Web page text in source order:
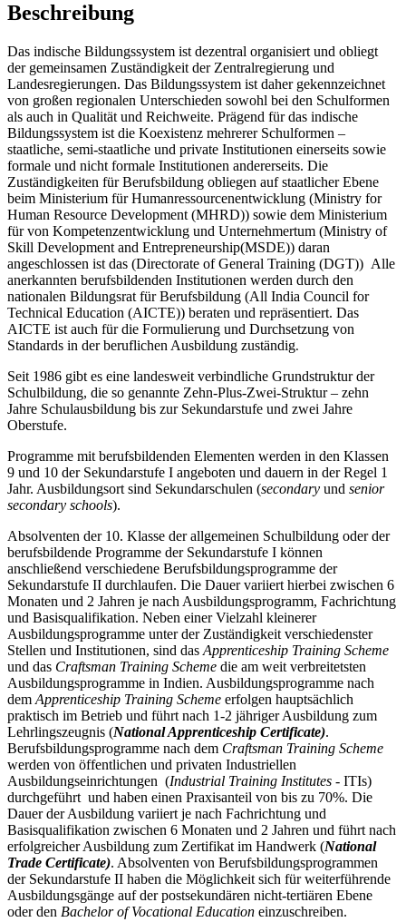
Beschreibung
Das indische Bildungssystem ist dezentral organisiert und obliegt
der gemeinsamen Zuständigkeit der Zentralregierung und
Landesregierungen. Das Bildungssystem ist daher gekennzeichnet
von großen regionalen Unterschieden sowohl bei den Schulformen
als auch in Qualität und Reichweite. Prägend für das indische
Bildungssystem ist die Koexistenz mehrerer Schulformen –
staatliche, semi-staatliche und private Institutionen einerseits sowie
formale und nicht formale Institutionen andererseits. Die
Zuständigkeiten für Berufsbildung obliegen auf staatlicher Ebene
beim Ministerium für Humanressourcenentwicklung (Ministry for
Human Resource Development (MHRD)) sowie dem Ministerium
für von Kompetenzentwicklung und Unternehmertum (Ministry of
Skill Development and Entrepreneurship(MSDE)) daran
angeschlossen ist das (Directorate of General Training (DGT)) Alle
anerkannten berufsbildenden Institutionen werden durch den
nationalen Bildungsrat für Berufsbildung (All India Council for
Technical Education (AICTE)) beraten und repräsentiert. Das
AICTE ist auch für die Formulierung und Durchsetzung von
Standards in der beruflichen Ausbildung zuständig.
Seit 1986 gibt es eine landesweit verbindliche Grundstruktur der
Schulbildung, die so genannte Zehn-Plus-Zwei-Struktur – zehn
Jahre Schulausbildung bis zur Sekundarstufe und zwei Jahre
Oberstufe.
Programme mit berufsbildenden Elementen werden in den Klassen
9 und 10 der Sekundarstufe I angeboten und dauern in der Regel 1
Jahr. Ausbildungsort sind Sekundarschulen (secondary und senior
secondary schools).
Absolventen der 10. Klasse der allgemeinen Schulbildung oder der
berufsbildende Programme der Sekundarstufe I können
anschließend verschiedene Berufsbildungsprogramme der
Sekundarstufe II durchlaufen. Die Dauer variiert hierbei zwischen 6
Monaten und 2 Jahren je nach Ausbildungsprogramm, Fachrichtung
und Basisqualifikation. Neben einer Vielzahl kleinerer
Ausbildungsprogramme unter der Zuständigkeit verschiedenster
Stellen und Institutionen, sind das Apprenticeship Training Scheme
und das Craftsman Training Scheme die am weit verbreitetsten
Ausbildungsprogramme in Indien. Ausbildungsprogramme nach
dem Apprenticeship Training Scheme erfolgen hauptsächlich
praktisch im Betrieb und führt nach 1-2 jähriger Ausbildung zum
Lehrlingszeugnis (National Apprenticeship Certificate).
Berufsbildungsprogramme nach dem Craftsman Training Scheme
werden von öffentlichen und privaten Industriellen
Ausbildungseinrichtungen (Industrial Training Institutes - ITIs)
durchgeführt und haben einen Praxisanteil von bis zu 70%. Die
Dauer der Ausbildung variiert je nach Fachrichtung und
Basisqualifikation zwischen 6 Monaten und 2 Jahren und führt nach
erfolgreicher Ausbildung zum Zertifikat im Handwerk (National
Trade Certificate). Absolventen von Berufsbildungsprogrammen
der Sekundarstufe II haben die Möglichkeit sich für weiterführende
Ausbildungsgänge auf der postsekundären nicht-tertiären Ebene
oder den Bachelor of Vocational Education einzuschreiben.